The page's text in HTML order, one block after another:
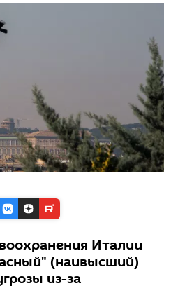
Италии
(наивысший)
из-за